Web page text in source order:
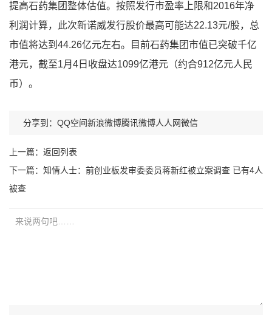
提高石药集团整体估值。按照发行市盈率上限和2016年净
利润计算，此次新诺威发行股价最高可能达22.13元/股，总
市值将达到44.26亿元左右。目前石药集团市值已突破千亿
港元，截至1月4日收盘达1099亿港元（约合912亿元人民
币）。
分享到： QQ空间新浪微博腾讯微博人人网微信
上一篇： 返回列表
下一篇： 知情人士：前创业板发审委委员蒋新红被立案调查 已有4人
被查